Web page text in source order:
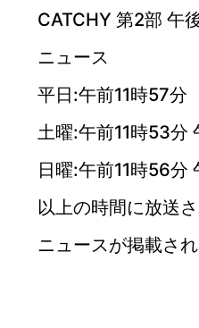
CATCHY 第2部 午
ニュース
平日:午前11時57分
土曜:午前11時53分
日曜:午前11時56分
以上の時間に放送
ニュースが掲載され